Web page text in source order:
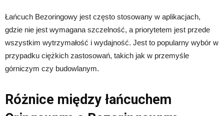
Łańcuch Bezoringowy jest często stosowany w aplikacjach,
gdzie nie jest wymagana szczelność, a priorytetem jest przede
wszystkim wytrzymałość i wydajność. Jest to popularny wybór w
przypadku ciężkich zastosowań, takich jak w przemyśle
górniczym czy budowlanym.
Różnice między łańcuchem